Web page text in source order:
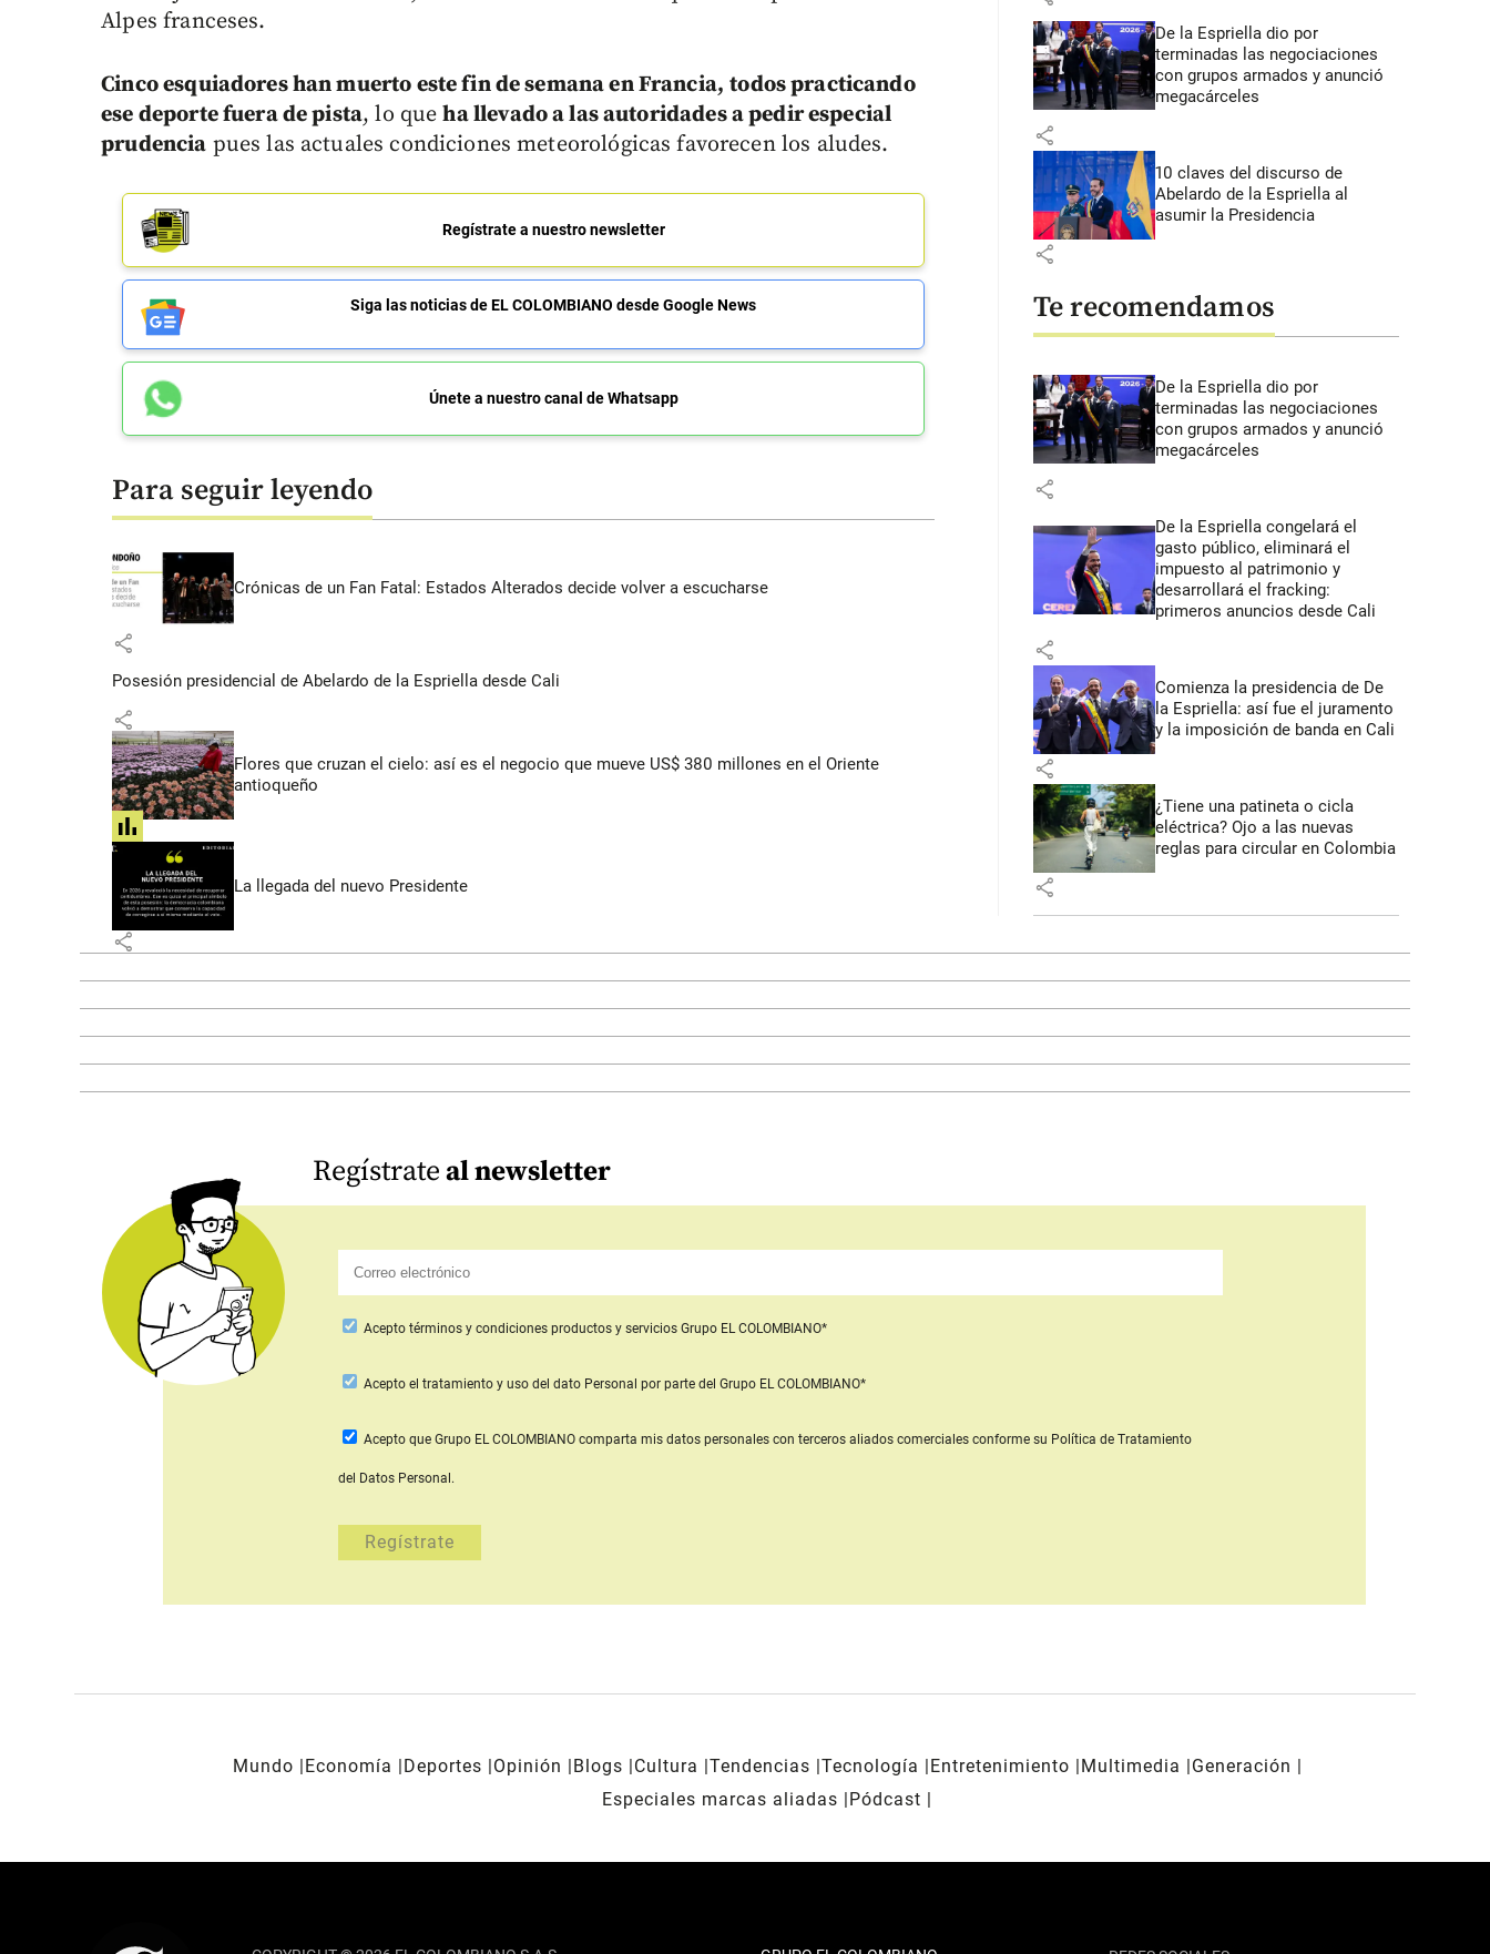
Alpes franceses.
Cinco esquiadores han muerto este fin de semana en Francia, todos practicando
ese deporte fuera de pista, lo queha llevado a las autoridades a pedir especial
prudencia pues las actuales condiciones meteorológicas favorecen los aludes.
Regístrate a nuestro newsletter
Siga las noticias de EL COLOMBIANO desde Google News
Únete a nuestro canal de Whatsapp
Para seguir leyendo
Crónicas de un Fan Fatal: Estados Alterados decide volver a escucharse
share
Posesión presidencial de Abelardo de la Espriella desde Cali
share
Flores que cruzan el cielo: así es el negocio que mueve US$ 380 millones en el Oriente
antioqueño
share
La llegada del nuevo Presidente
share
De la Espriella dio por
terminadas las negociaciones
con grupos armados y anunció
megacárceles
share
10 claves del discurso de
Abelardo de la Espriella al
asumir la Presidencia
share
Te recomendamos
De la Espriella dio por
terminadas las negociaciones
con grupos armados y anunció
megacárceles
share
De la Espriella congelará el
gasto público, eliminará el
impuesto al patrimonio y
desarrollará el fracking:
primeros anuncios desde Cali
share
Comienza la presidencia de De
la Espriella: así fue el juramento
y la imposición de banda en Cali
share
¿Tiene una patineta o cicla
eléctrica? Ojo a las nuevas
reglas para circular en Colombia
share
Regístrateal newsletter
Acepto términos y condiciones productos y servicios Grupo EL COLOMBIANO*
Aceptoel tratamiento y uso del dato Personal por parte del Grupo EL COLOMBIANO*
Acepto que Grupo EL COLOMBIANO comparta mis datos personales con terceros aliados comercialesconforme su Política de Tratamiento
del Datos Personal.
Mundo Economía Deportes Opinión Blogs Cultura Tendencias Tecnología Entretenimiento Multimedia
Generación
Especiales marcas aliadas
Pódcast